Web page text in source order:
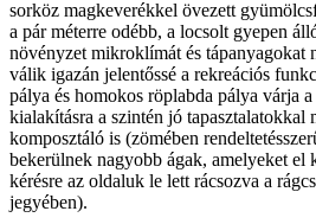
sorköz magkeverékkel övezett
a pár méterre odébb, a locsolt gyepen
növényzet mikroklímát és tápanyagokat
válik igazán jelentőssé a rekreációs
pálya és homokos röplabda pálya várja
kialakításra a szintén jó tapasztalatokkal
komposztáló is (zömében
bekerülnek nagyobb ágak, amelyeket el
kérésre az oldaluk le lett rácsozva a
jegyében).